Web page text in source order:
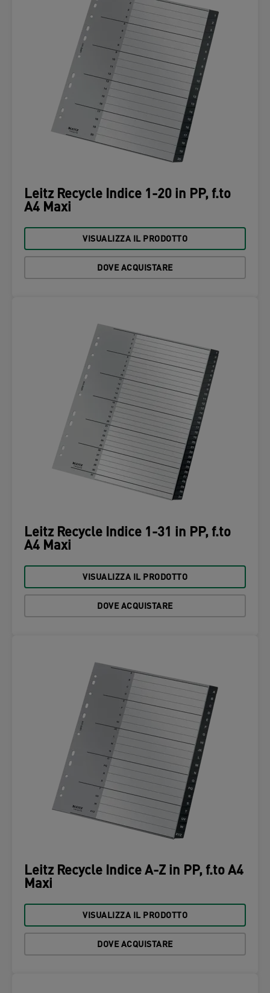
Leitz Recycle Indice 1-20 in PP, f.to
A4 Maxi
VISUALIZZA IL PRODOTTO
DOVE ACQUISTARE
Leitz Recycle Indice 1-31 in PP, f.to
A4 Maxi
VISUALIZZA IL PRODOTTO
DOVE ACQUISTARE
Leitz Recycle Indice A-Z in PP, f.to A4
Maxi
VISUALIZZA IL PRODOTTO
DOVE ACQUISTARE